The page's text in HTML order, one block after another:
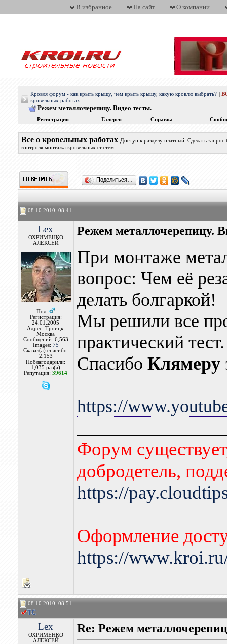
В избранное На сайт О компании
Кровля форум - как крыть крышу, чем крыть крышу, какую кровлю выбрать?
кровельных работах
Режем металлочерепицу. Видео тесты.
Регистрация Галерея Справка
Все о кровельных работах Доступ к разделу платный. Сделать
контроля монтажа кровельных систем
Поделиться…
08.10.2010, 08:41
Lex
ОХРИМЕНКО
АЛЕКСЕЙ
Пол:
Регистрация:
24.01.2005
Адрес: Троицк,
Москва
Сообщений: 6,563
Images: 75
Сказал(а) спасибо:
2,153
Поблагодарили:
1,035 раз(а)
Репутация:39614
Режем металлочерепицу.
При монтаже
вопрос: Чем её
делать болгаркой!
Мы решили все
практический тест.
Спасибо Клямеру
https://
Форум
добродетель,
https://
Оформление
https://
08.10.2010, 08:51
Lex
ОХРИМЕНКО
АЛЕКСЕЙ
Re: Режем